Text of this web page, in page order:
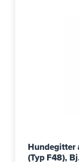
Hundegitter
(Typ F48),